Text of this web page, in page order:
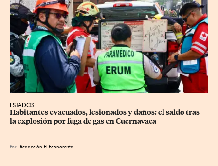
ESTADOS
Habitantes evacuados, lesionados y daños: el saldo tras
la explosión por fuga de gas en Cuernavaca
Por Redacción El Economista